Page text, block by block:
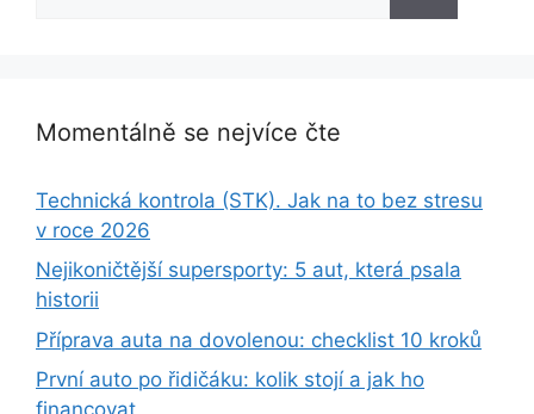
Momentálně se nejvíce čte
Technická kontrola (STK). Jak na to bez stresu
v roce 2026
Nejikoničtější supersporty: 5 aut, která psala
historii
Příprava auta na dovolenou: checklist 10 kroků
První auto po řidičáku: kolik stojí a jak ho
financovat